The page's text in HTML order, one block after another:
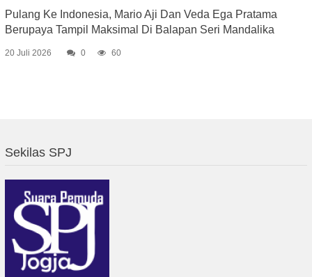
Pulang Ke Indonesia, Mario Aji Dan Veda Ega Pratama
Berupaya Tampil Maksimal Di Balapan Seri Mandalika
20 Juli 2026 0 60
Sekilas SPJ